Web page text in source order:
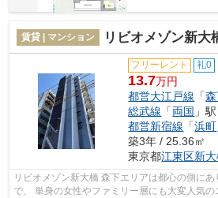
賃貸 | マンション リビオメゾン新大橋(リビ
フリーレント 礼0
13.7万円
都営大江戸線 「
総武線 「両国 」
都営新宿線 「浜町
築3年 / 25.36㎡
東京都江東区新
リビオメゾン新大橋 森下エリアは都心の側にありながら落ち着いた住環境
で、 単身の女性やファミリー層にも大変人気のエリアです。